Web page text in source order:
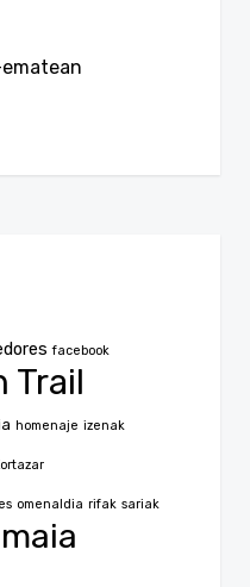
facebook
Trail
homenaje izenak
omenaldia rifak sariak